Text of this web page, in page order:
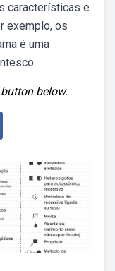
características e
exemplo, os
é uma
below.